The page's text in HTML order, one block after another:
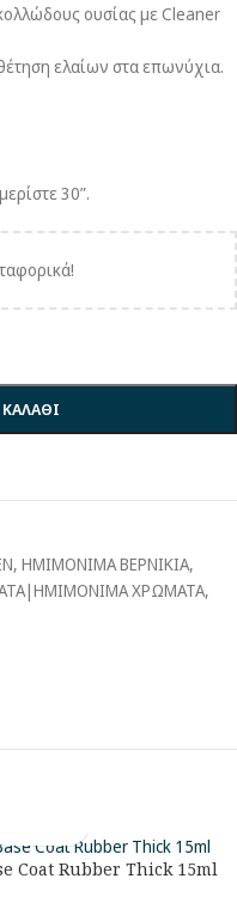
ουσίας με Cleaner
ελαίων στα επωνύχια.
30”.
, ΗΜΙΜΟΝΙΜΑ ΒΕΡΝΙΚΙΑ,
ΧΡΩΜΑΤΑ,
Coat Rubber Thick 15ml